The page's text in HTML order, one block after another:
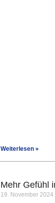
Weiterlesen »
Mehr Gefühl
19. November 2024